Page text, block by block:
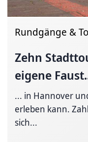
Rundgänge &
Zehn
eigene
... in Hannover
erleben kann.
sich...